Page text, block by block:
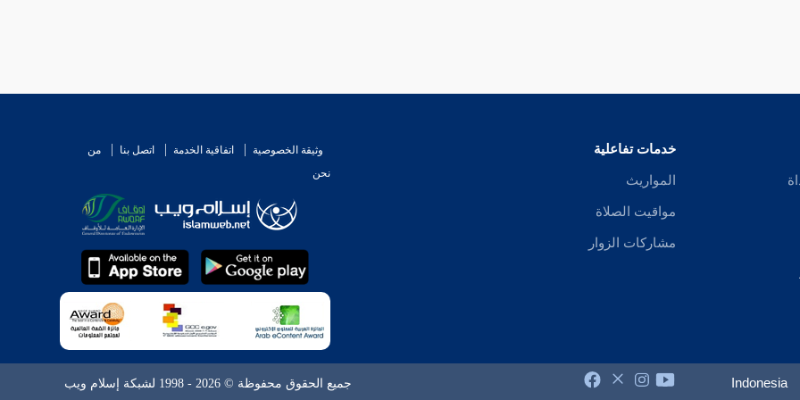
خدمات تفاعلية
المواريث
مواقيت الصلاة
مشاركات الزوار
وثيقة الخصوصية اتفاقية الخدمة اتصل بنا
من
نحن
Indonesia جميع الحقوق محفوظة © 2026 - 1998 لشبكة إسلام ويب